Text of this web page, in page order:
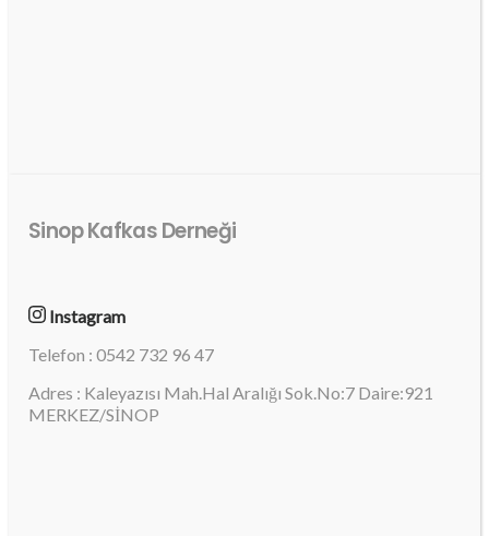
Sinop Kafkas Derneği
Instagram
Telefon : 0542 732 96 47
Adres : Kaleyazısı Mah.Hal Aralığı Sok.No:7 Daire:921
MERKEZ/SİNOP